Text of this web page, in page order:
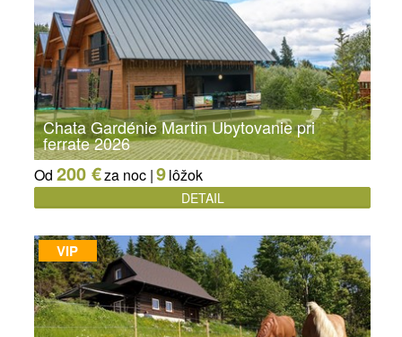
Chata Gardénie Martin Ubytovanie pri
ferrate 2026
Od 200 €za noc |9lôžok
DETAIL
VIP